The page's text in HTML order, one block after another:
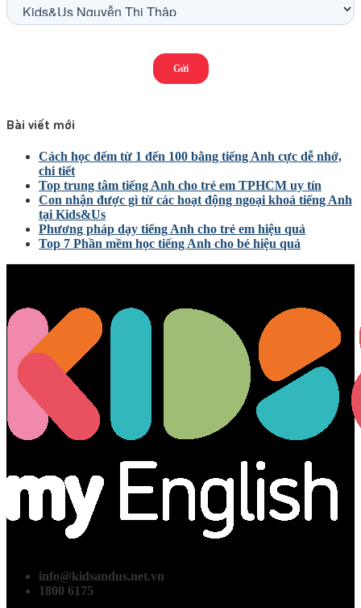
Bài viết mới
Cách học đếm từ 1 đến 100 bằng tiếng Anh cực dễ nhớ,
chi tiết
Top trung tâm tiếng Anh cho trẻ em TPHCM uy tín
Con nhận được gì từ các hoạt động ngoại khoá tiếng Anh
tại Kids&Us
Phương pháp dạy tiếng Anh cho trẻ em hiệu quả
Top 7 Phần mềm học tiếng Anh cho bé hiệu quả
info@kidsandus.net.vn
1800 6175